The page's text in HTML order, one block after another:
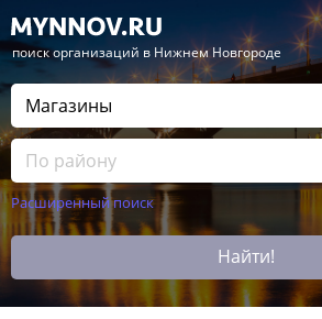
— поиск организаций в Нижнем Новгороде
Расширенный поиск
Найти!